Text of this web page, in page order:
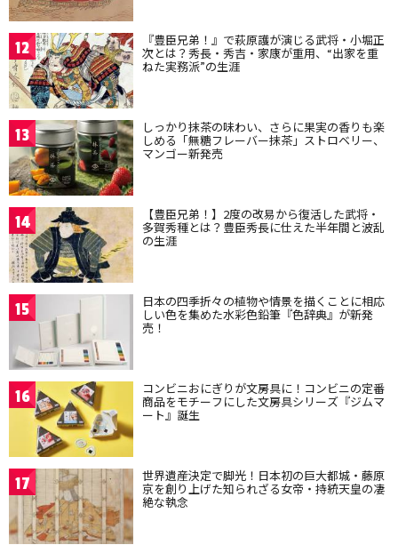
12 『豊臣兄弟！』で萩原護が演じる武将・小堀正
次とは？秀長・秀吉・家康が重用、“出家を重
ねた実務派”の生涯
13 しっかり抹茶の味わい、さらに果実の香りも楽
しめる「無糖フレーバー抹茶」ストロベリー、
マンゴー新発売
14 【豊臣兄弟！】2度の改易から復活した武将・
多賀秀種とは？豊臣秀長に仕えた半年間と波乱
の生涯
15 日本の四季折々の植物や情景を描くことに相応
しい色を集めた水彩色鉛筆『色辞典』が新発
売！
16 コンビニおにぎりが文房具に！コンビニの定番
商品をモチーフにした文房具シリーズ『ジムマ
ート』誕生
17 世界遺産決定で脚光！日本初の巨大都城・藤原
京を創り上げた知られざる女帝・持統天皇の凄
絶な執念